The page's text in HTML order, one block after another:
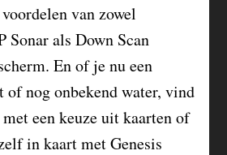
van zowel
Sonar als Down Scan
En of je nu een
of nog onbekend water, vind
een keuze uit kaarten of
in kaart met Genesis